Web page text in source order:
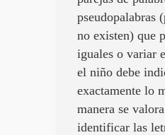
pseudopalabras
no existen) que
iguales o variar
el niño debe
exactamente lo
manera se
identificar las